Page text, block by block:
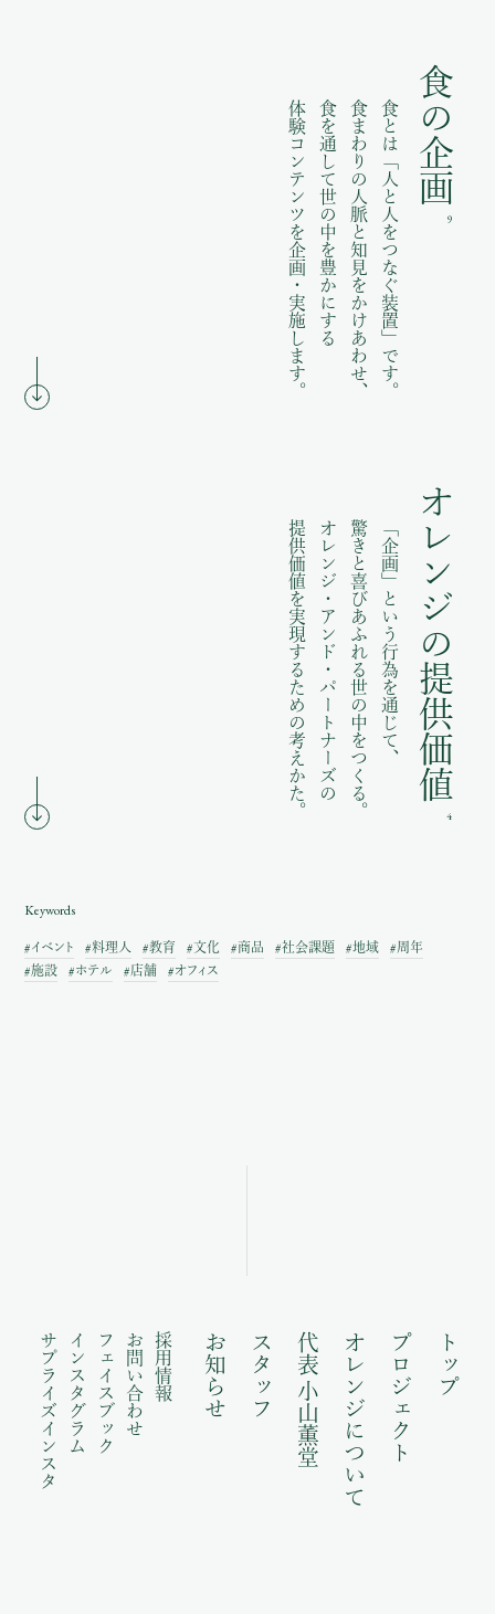
食の企画
9
食とは「人と人をつなぐ装置」です。
食まわりの人脈と知見をかけあわせ、
食を通して世の中を豊かにする
体験コンテンツを企画・実施します。
オレンジの提供価値
4
「企画」という行為を通じて、
驚きと喜びあふれる世の中をつくる。
オレンジ・アンド・パートナーズの
提供価値を実現するための考えかた。
Keywords
#イベント #料理人 #教育 #文化 #商品 #社会課題 #地域
#周年
#施設
#ホテル #店舗 #オフィス
トップ
プロジェクト
オレンジについて
代表 小山薫堂
スタッフ
お知らせ
採用情報
お問い合わせ
フェイスブック
インスタグラム
サプライズインスタ